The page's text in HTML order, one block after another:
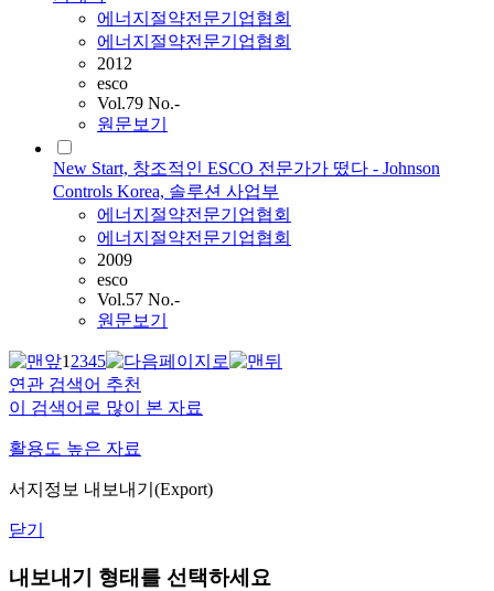
에너지절약전문기업협회
에너지절약전문기업협회
2012
esco
Vol.79 No.-
원문보기
New Start, 창조적인 ESCO 전문가가 떴다 - Johnson
Controls Korea, 솔루션 사업부
에너지절약전문기업협회
에너지절약전문기업협회
2009
esco
Vol.57 No.-
원문보기
12345
연관 검색어 추천
이 검색어로 많이 본 자료
활용도 높은 자료
서지정보 내보내기(Export)
닫기
내보내기 형태를 선택하세요